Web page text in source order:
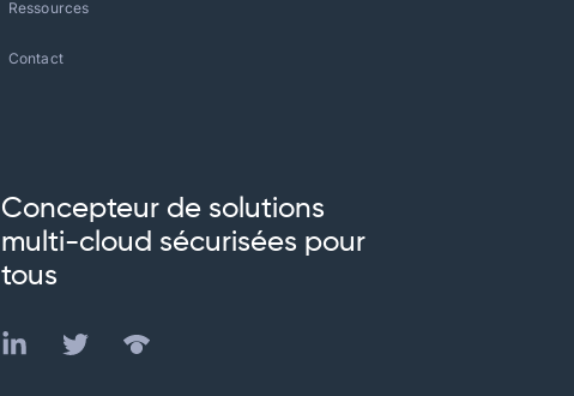
Ressources
Contact
Concepteur de solutions
multi-cloud sécurisées pour
tous